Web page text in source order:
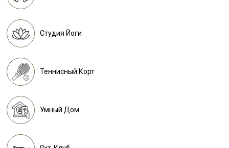
Студия Йоги
Теннисный Корт
Умный Дом